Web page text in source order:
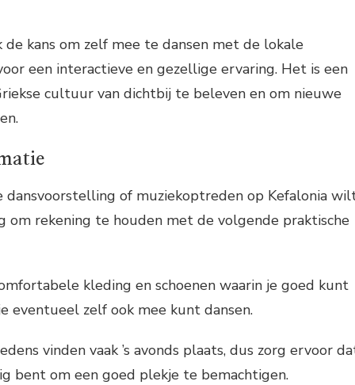
de kans om zelf mee te dansen met de lokale
een interactieve en gezellige ervaring. Het is een
cultuur van dichtbij te beleven en om nieuwe
of muziekoptreden op Kefalonia
om rekening te houden met de volgende praktische
kleding en schoenen waarin je goed kunt
eventueel zelf ook mee kunt dansen.
vinden vaak ’s avonds plaats, dus zorg ervoor
bent om een goed plekje te bemachtigen.